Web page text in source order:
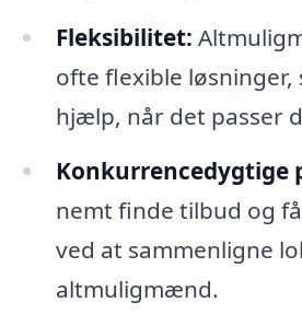
Fleksibilitet:
ofte flexible løsninger,
hjælp, når det passer
Konkurrencedygtige
nemt finde tilbud og
ved at sammenligne
altmuligmænd.